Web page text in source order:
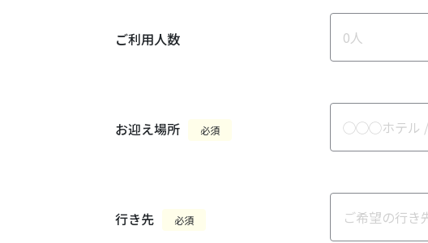
ご利用人数
お迎え場所 必須
行き先 必須